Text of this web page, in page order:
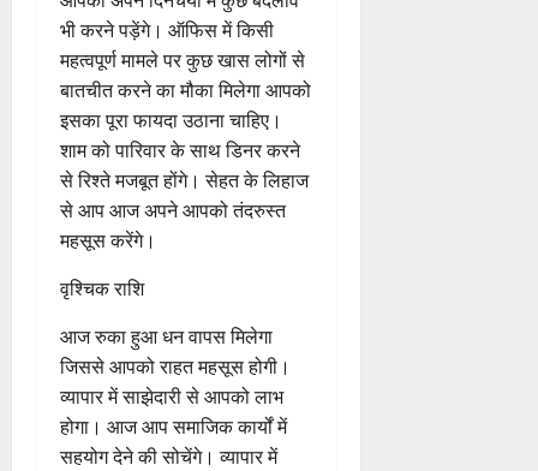
तुला राशि
आज परिवार वालों की सलाह आपके
लिए महत्वपूर्ण रहेगी। आपकी भौतिक
सुख-सुविधाओं में बढ़ोतरी होगी। छात्र
आज कुछ नया करने की कोशिश करेंगे,
आपको अपने दिनचर्या में कुछ बदलाव
भी करने पड़ेंगे। ऑफिस में किसी
महत्वपूर्ण मामले पर कुछ खास लोगों से
बातचीत करने का मौका मिलेगा आपको
इसका पूरा फायदा उठाना चाहिए।
शाम को पारिवार के साथ डिनर करने
से रिश्ते मजबूत होंगे। सेहत के लिहाज
से आप आज अपने आपको तंदरुस्त
महसूस करेंगे।